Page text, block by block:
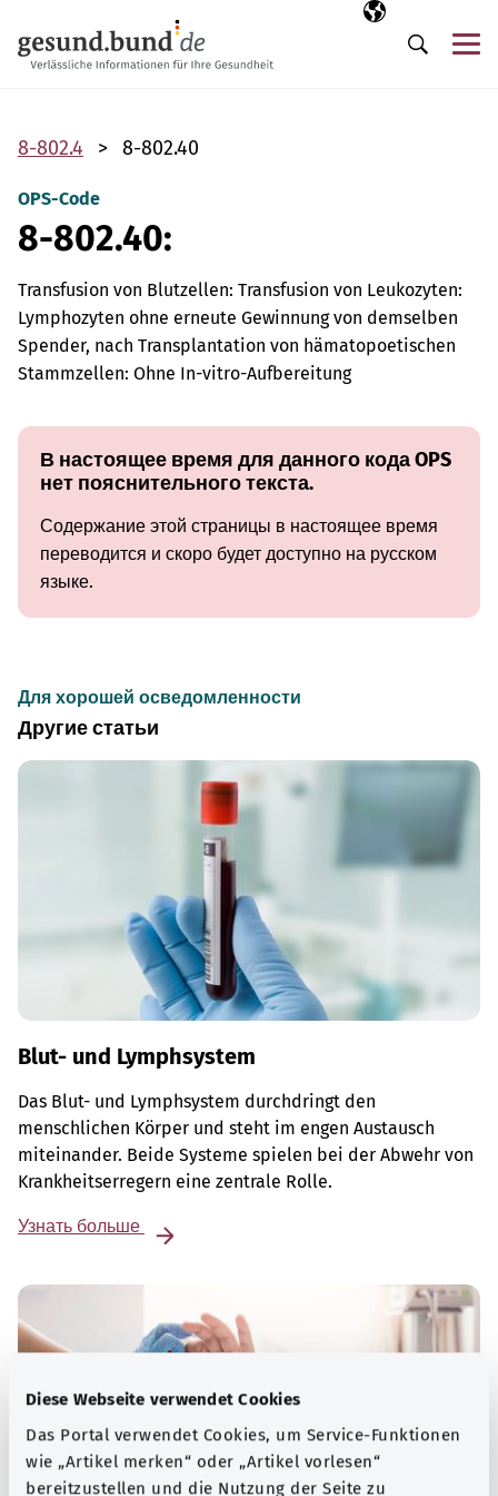
Diese Webseite verwendet Cookies
Das Portal verwendet Cookies, um Service-Funktionen
wie „Artikel merken“ oder „Artikel vorlesen“
bereitzustellen und die Nutzung der Seite zu
Выбранный
RU
Поиск
8-802.4 8-802.40
OPS-Code
8-802.40:
Transfusion von Blutzellen: Transfusion von Leukozyten:
Lymphozyten ohne erneute Gewinnung von demselben
Spender, nach Transplantation von hämatopoetischen
Stammzellen: Ohne In-vitro-Aufbereitung
В настоящее время для данного кода OPS
нет пояснительного текста.
Содержание этой страницы в настоящее время
переводится и скоро будет доступно на русском
языке.
Для хорошей осведомленности
Другие статьи
Blut- und Lymphsystem
Das Blut- und Lymphsystem durchdringt den
menschlichen Körper und steht im engen Austausch
miteinander. Beide Systeme spielen bei der Abwehr von
Krankheitserregern eine zentrale Rolle.
Узнать больше